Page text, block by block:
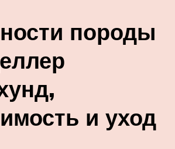
породы
и уход